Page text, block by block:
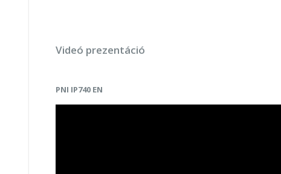
Videó prezentáció
PNI IP740 EN